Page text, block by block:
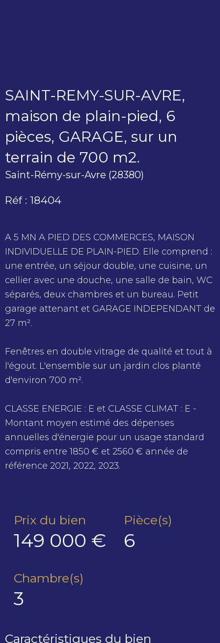
SAINT-REMY-SUR-AVRE,
maison de plain-pied, 6
pièces, GARAGE, sur un
terrain de 700 m2.
Saint-Rémy-sur-Avre (28380)
Réf : 18404
A 5 MN A PIED DES COMMERCES, MAISON
INDIVIDUELLE DE PLAIN-PIED. Elle comprend :
une entrée, un séjour double, une cuisine, un
cellier avec une douche, une salle de bain, WC
séparés, deux chambres et un bureau. Petit
garage attenant et GARAGE INDEPENDANT de
27 m².
Fenêtres en double vitrage de qualité et tout à
l'égout. L'ensemble sur un jardin clos planté
d'environ 700 m².
CLASSE ENERGIE : E et CLASSE CLIMAT : E -
Montant moyen estimé des dépenses
annuelles d'énergie pour un usage standard
compris entre 1850 € et 2560 € année de
référence 2021, 2022, 2023.
Prix du bien
149 000 €
Pièce(s)
6
Chambre(s)
3
Caractéristiques du bien